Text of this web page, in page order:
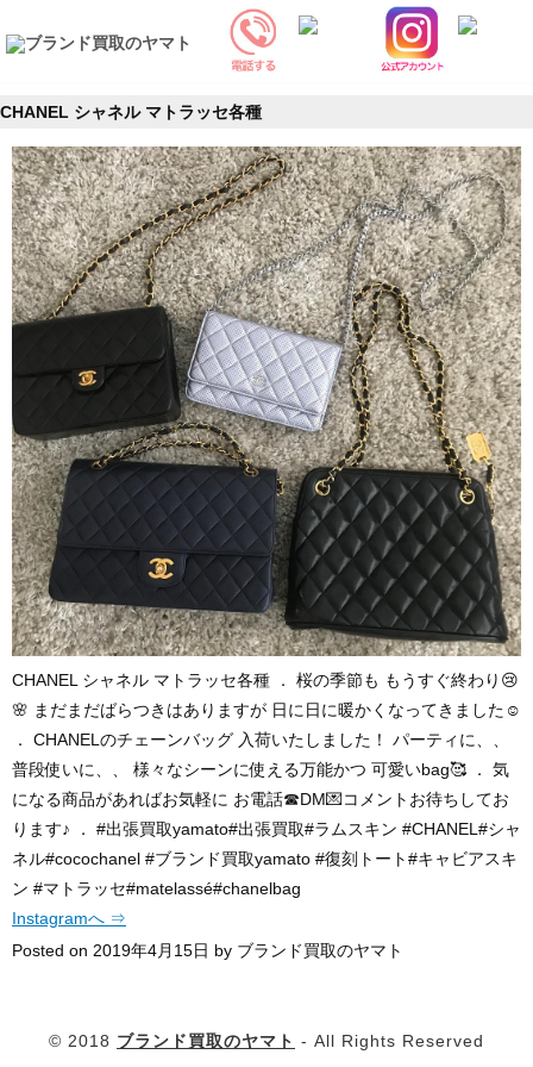
CHANEL シャネル マトラッセ各種
CHANEL シャネル マトラッセ各種 ． 桜の季節も もうすぐ終わり😢
🌸 まだまだばらつきはありますが 日に日に暖かくなってきました☺️
． CHANELのチェーンバッグ 入荷いたしました！ パーティに、、
普段使いに、、 様々なシーンに使える万能かつ 可愛いbag🥰 ． 気
になる商品があればお気軽に お電話☎︎DM💌コメントお待ちしてお
ります♪ ． #出張買取yamato#出張買取#ラムスキン #CHANEL#シャ
ネル#cocochanel #ブランド買取yamato #復刻トート#キャビアスキ
ン #マトラッセ#matelassé#chanelbag
Instagramへ ⇒
Posted on 2019年4月15日 by ブランド買取のヤマト
© 2018 ブランド買取のヤマト - All Rights Reserved